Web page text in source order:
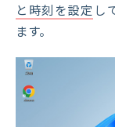
と時刻を設定 し
ます。